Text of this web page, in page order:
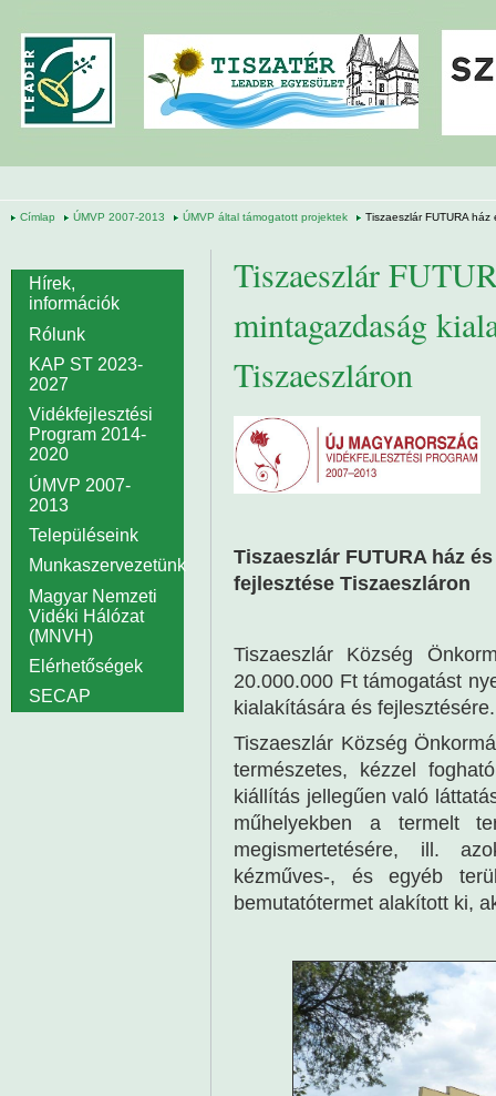
Címlap ÚMVP 2007-2013 ÚMVP által támogatott projektek Tiszaeszlár FUTURA
Tiszaeszlár
mintagazdaság
Tiszaeszláron
Tiszaeszlár FUTURA ház
fejlesztése Tiszaeszláron
Tiszaeszlár Község
20.000.000 Ft támogatást
kialakítására és fejlesztésére.
Tiszaeszlár Község
természetes, kézzel
kiállítás jellegűen való
műhelyekben a termelt
megismertetésére, ill.
kézműves-, és egyéb
bemutatótermet alakított ki,
Hírek,
információk
Rólunk
KAP ST 2023-
2027
Vidékfejlesztési
Program 2014-
2020
ÚMVP 2007-
2013
Településeink
Munkaszervezetünk
Magyar Nemzeti
Vidéki Hálózat
(MNVH)
Elérhetőségek
SECAP